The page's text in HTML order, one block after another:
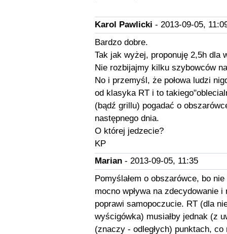
Karol Pawlicki - 2013-09-05,
Bardzo dobre.
Tak jak wyżej, proponuję 2,5h dla
Nie rozbijajmy kilku szybowców
No i przemyśl, że połowa ludzi
od klasyka RT i to
(bądź grillu) pogadać o
następnego dnia.
O której jedzecie?
KP
Marian- 2013-09-05, 11:35
Pomyślałem o obszarówce, bo
mocno wpływa na zdecydowanie
poprawi samopoczucie. RT (dla
wyścigówka) musiałby jednak (z
(znaczy - odległych) punktach,